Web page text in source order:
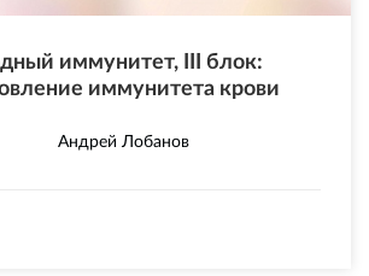
иммунитет, III блок:
иммунитета крови
Андрей Лобанов